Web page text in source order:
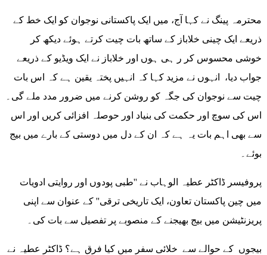
محترمہ پینگ نے کہا آج، میں ایک پاکستانی نوجوان کو ایک خط کے
ذریعے ایک چینی خلاباز کے ساتھ بات چیت کرتے ہوئے دیکھ کر
خوشی محسوس کر ر ہی ہوں اور خلاباز نے ایک ویڈیو کے ذریعے
جواب دیا، انہوں نے مزید کہا کہ انہیں پختہ یقین ہے کہ اس بات
چیت سے نوجوان کی جگہ کو روشن کرنے میں ضرور مدد ملے گی۔
اس کی سوچ اور حکمت کی بنیاد اور حوصلہ افزائی کریں اور اس
سے بھی اہم بات یہ ہے کہ ان کے دل میں دوستی کے بارے میں بیج
بوئے۔
پروفیسر ڈاکٹر عطیہ الوہاب نے ''طبی پودوں اور روایتی ادویات
میں چین پاکستان تعاون، ایک تاریخی ترقی'' کے عنوان سے اپنی
پریزنٹیشن میں بیج بھیجنے کے منصوبے پر تفصیل سے بات کی۔
بیجوں کے حوالے سے خلائی سفر میں کیا فرق ہے؟ ڈاکٹر عطیہ نے